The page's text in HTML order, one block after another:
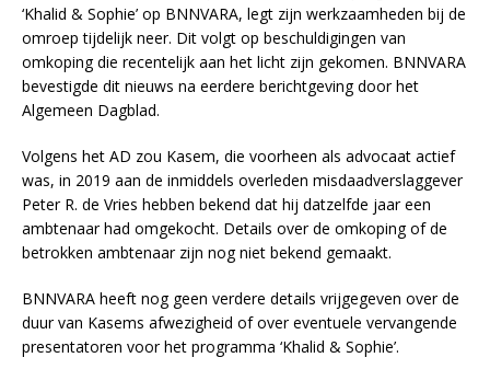
‘Khalid & Sophie’ op BNNVARA, legt zijn werkzaamheden bij de
omroep tijdelijk neer. Dit volgt op beschuldigingen van
omkoping die recentelijk aan het licht zijn gekomen. BNNVARA
bevestigde dit nieuws na eerdere berichtgeving door het
Algemeen Dagblad.
Volgens het AD zou Kasem, die voorheen als advocaat actief
was, in 2019 aan de inmiddels overleden misdaadverslaggever
Peter R. de Vries hebben bekend dat hij datzelfde jaar een
ambtenaar had omgekocht. Details over de omkoping of de
betrokken ambtenaar zijn nog niet bekend gemaakt.
BNNVARA heeft nog geen verdere details vrijgegeven over de
duur van Kasems afwezigheid of over eventuele vervangende
presentatoren voor het programma ‘Khalid & Sophie’.